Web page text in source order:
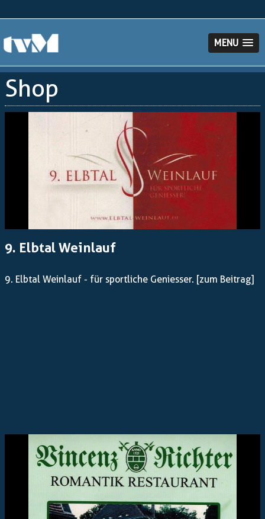
MENU
Shop
9. Elbtal Weinlauf
9. Elbtal Weinlauf - für sportliche Geniesser. [zum Beitrag]